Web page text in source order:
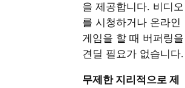
을 제공합니다. 비디오
를 시청하거나 온라인
게임을 할 때 버퍼링을
견딜 필요가 없습니다.
무제한 지리적으로 제